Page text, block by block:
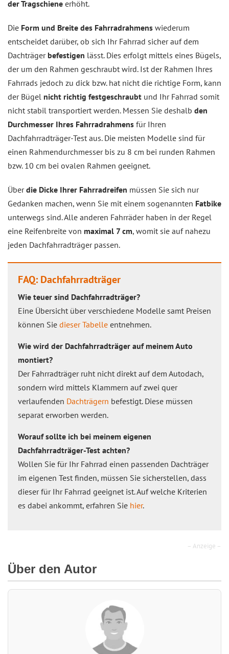
der Tragschiene erhöht.
Die Form und Breite des Fahrradrahmens wiederum
entscheidet darüber, ob sich Ihr Fahrrad sicher auf dem
Dachträger befestigen lässt. Dies erfolgt mittels eines Bügels,
der um den Rahmen geschraubt wird. Ist der Rahmen Ihres
Fahrrads jedoch zu dick bzw. hat nicht die richtige Form, kann
der Bügel nicht richtig festgeschraubt und Ihr Fahrrad somit
nicht stabil transportiert werden. Messen Sie deshalb den
Durchmesser Ihres Fahrradrahmens für Ihren
Dachfahrradträger-Test aus. Die meisten Modelle sind für
einen Rahmendurchmesser bis zu 8 cm bei runden Rahmen
bzw. 10 cm bei ovalen Rahmen geeignet.
Überdie Dicke Ihrer Fahrradreifen müssen Sie sich nur
Gedanken machen, wenn Sie mit einem sogenannten Fatbike
unterwegs sind. Alle anderen Fahrräder haben in der Regel
eine Reifenbreite von maximal 7 cm, womit sie auf nahezu
jeden Dachfahrradträger passen.
FAQ: Dachfahrradträger
Wie teuer sind Dachfahrradträger?
Eine Übersicht über verschiedene Modelle samt Preisen
können Sie dieser Tabelle entnehmen.
Wie wird der Dachfahrradträger auf meinem Auto
montiert?
Der Fahrradträger ruht nicht direkt auf dem Autodach,
sondern wird mittels Klammern auf zwei quer
verlaufenden Dachträgern befestigt. Diese müssen
separat erworben werden.
Worauf sollte ich bei meinem eigenen
Dachfahrradträger-Test achten?
Wollen Sie für Ihr Fahrrad einen passenden Dachträger
im eigenen Test finden, müssen Sie sicherstellen, dass
dieser für Ihr Fahrrad geeignet ist. Auf welche Kriterien
es dabei ankommt, erfahren Sie hier.
– Anzeige –
Über den Autor